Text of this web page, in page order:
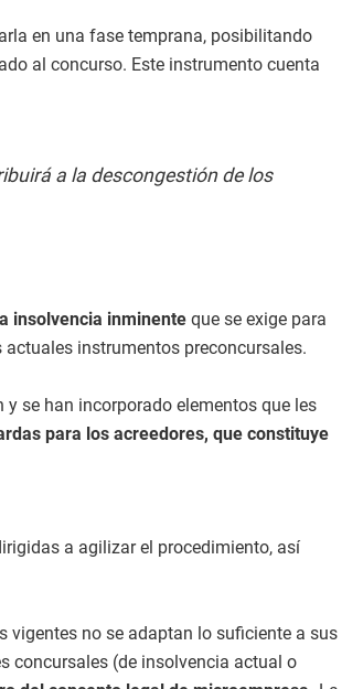
en una fase temprana, posibilitando
al concurso. Este instrumento cuenta
a la descongestión de los
insolvencia inminente que se exige para
instrumentos preconcursales.
se han incorporado elementos que les
para los acreedores, que constituye
a agilizar el procedimiento, así
vigentes no se adaptan lo suficiente a sus
concursales (de insolvencia actual o